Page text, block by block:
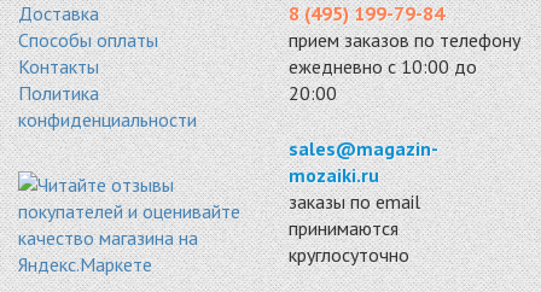
-15%
ONYX GREEN POL
мрамор 300x300
9945 руб. / кв.м.
-15%
ONYX WHITE POL
мрамор 300x300
9945 руб. / кв.м.
-7%
PIX305
оникс 305x305
10053 руб. / кв.м.
-7% -7% -7%
Доставка
Способы оплаты
Контакты
Политика
конфиденциальности
8 (495) 199-79-84
прием заказов по телефону
ежедневно с 10:00 до
20:00
sales@magazin-
mozaiki.ru
заказы по email
принимаются
круглосуточно